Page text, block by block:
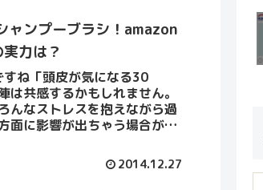
ャンプーブラシ！amazon
力は？
ね「頭皮が気になる30
共感するかもしれません。
んなストレスを抱えながら過
面に影響が出ちゃう場合があ
2014.12.27